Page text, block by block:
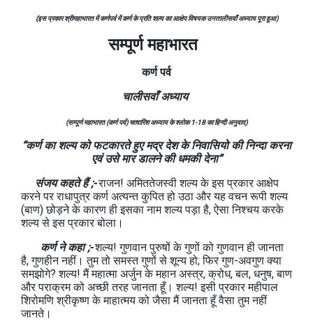
(इस प्रकार श्रीमहाभारत में कर्णपर्व में कर्ण के प्रति शल्य का आक्षेप विषयक उनतालीसवाँ अध्याय पूरा हुआ)
सम्पूर्ण महाभारत
कर्णपर्व
चालीसवाँ अध्याय
(सम्पूर्ण महाभारत (कर्ण पर्व) चत्वारिंश अध्याय के श्लोक 1-18 का हिन्दी अनुवाद)
“कर्ण का शल्य को फटकारते हुए मद्र देश के निवासियो की निन्दा करना
एवं उसे मार डालने की धमकी देना”
संजय कहते हैं ;-राजन! अमिततेजस्वी शल्य के इस प्रकार आक्षेप
करने पर राधापुत्र कर्ण अत्यन्त कुपित हो उठा और यह वचन रूपी शल्य
(बाण) छोड़ने के कारण ही इसका नाम शल्य पड़ा है, ऐसा निश्चय करके
शल्य से इस प्रकार बोला।
कर्ण ने कहा ;-शल्य! गुणवान पुरुषों के गुणों को गुणवान ही जानता
है, गुणहीन नहीं। तुम तो समस्त गुणों से शून्य हो; फिर गुण-अवगुण क्या
समझोगे? शल्य! मैं महात्मा अर्जुन के महान अस्त्र, क्रोध, बल, धनुष, बाण
और पराक्रम को अच्छी तरह जानता हूँ। शल्य! इसी प्रकार महीपाल
शिरोमणि श्रीकृष्ण के माहात्मय को जैसा मैं जानता हूँ वैसा तुम नहीं
जानते।